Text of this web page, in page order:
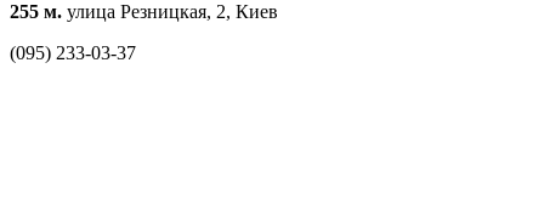
255 м. улица Резницкая, 2, Киев
(095) 233-03-37